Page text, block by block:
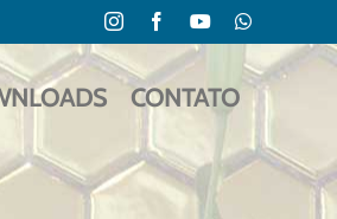
InstagramFacebookYouTubeWhatsApp
CONTATO